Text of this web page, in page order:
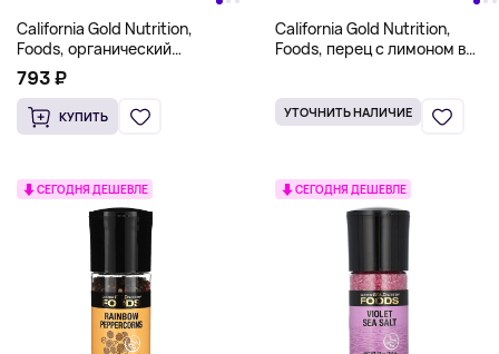
California Gold Nutrition,
Foods, органический
чесночный порошок, 104 г
(3,7 унции)
793 ₽
КУПИТЬ
California Gold Nutrition,
Foods, перец с лимоном в
УТОЧНИТЬ НАЛИЧИЕ
СЕГОДНЯ ДЕШЕВЛЕ СЕГОДНЯ ДЕШЕВЛЕ